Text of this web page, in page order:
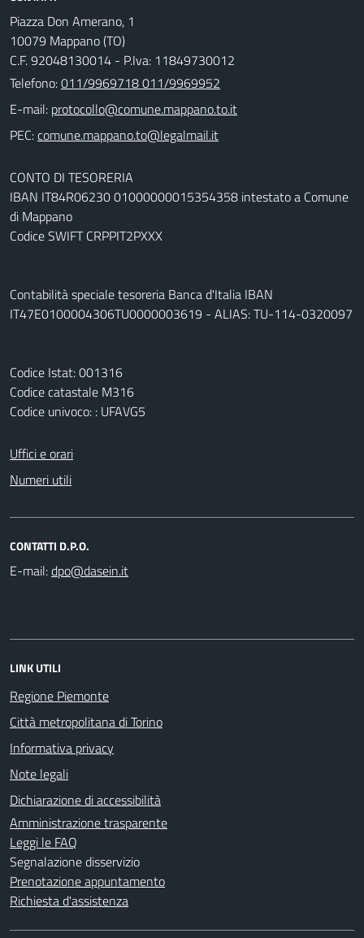
Piazza Don Amerano, 1
10079 Mappano (TO)
C.F. 92048130014 - P.Iva: 11849730012
Telefono:011/9969718 011/9969952
E-mail:
PEC:
CONTO DI TESORERIA
IBAN IT84R06230 01000000015354358 intestato a Comune
di Mappano
Codice SWIFT CRPPIT2PXXX
Contabilità speciale tesoreria Banca d'Italia IBAN
IT47E0100004306TU0000003619 - ALIAS: TU-114-0320097
Codice Istat: 001316
Codice catastale M316
Codice univoco: : UFAVG5
Uffici e orari
Numeri utili
CONTATTI D.P.O.
E-mail:
LINK UTILI
Regione Piemonte
Città metropolitana di Torino
Informativa privacy
Note legali
Dichiarazione di accessibilità
Amministrazione trasparente
Leggi le FAQ
Segnalazione disservizio
Prenotazione appuntamento
Richiesta d'assistenza